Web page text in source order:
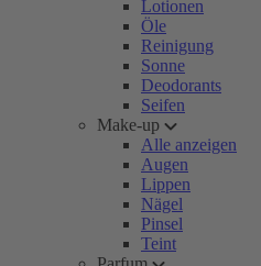
Lotionen
Öle
Reinigung
Sonne
Deodorants
Seifen
Make-up
Alle anzeigen
Augen
Lippen
Nägel
Pinsel
Teint